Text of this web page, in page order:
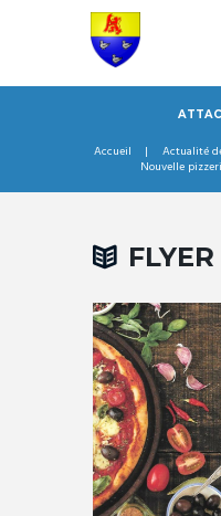
Accueil Actualité
Nouvelle
FLYER